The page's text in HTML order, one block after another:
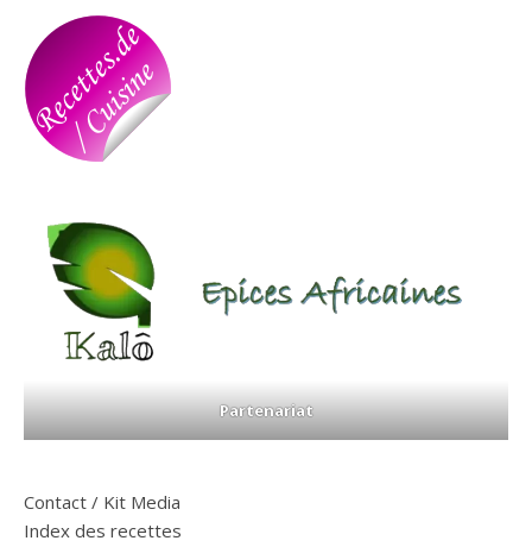
Partenariat
Contact / Kit Media
Index des recettes